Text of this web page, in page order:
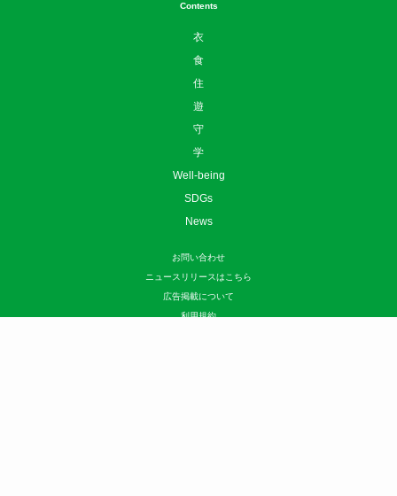
Contents
衣
食
住
遊
守
学
Well-being
SDGs
News
お問い合わせ
ニュースリリースはこちら
広告掲載について
利用規約